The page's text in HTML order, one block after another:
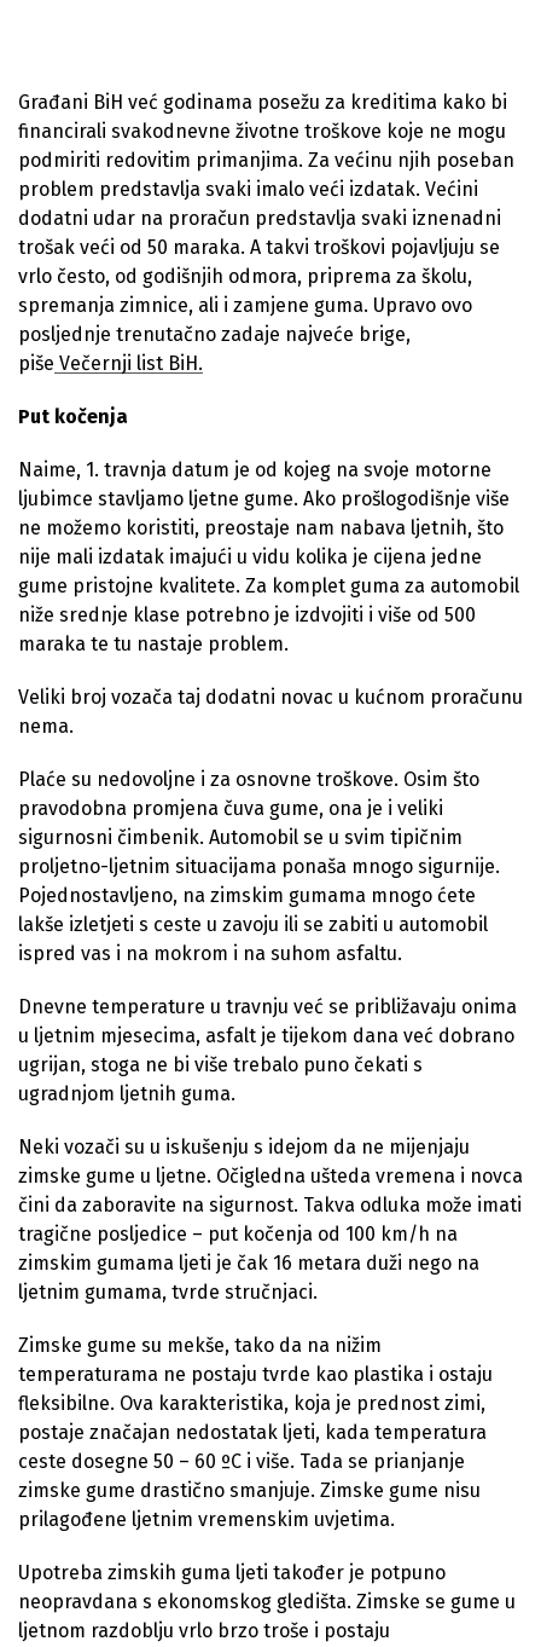
Građani BiH već godinama posežu za kreditima kako bi
financirali svakodnevne životne troškove koje ne mogu
podmiriti redovitim primanjima. Za većinu njih poseban
problem predstavlja svaki imalo veći izdatak. Većini
dodatni udar na proračun predstavlja svaki iznenadni
trošak veći od 50 maraka. A takvi troškovi pojavljuju se
vrlo često, od godišnjih odmora, priprema za školu,
spremanja zimnice, ali i zamjene guma. Upravo ovo
posljednje trenutačno zadaje najveće brige,
piše Večernji list BiH.
Put kočenja
Naime, 1. travnja datum je od kojeg na svoje motorne
ljubimce stavljamo ljetne gume. Ako prošlogodišnje više
ne možemo koristiti, preostaje nam nabava ljetnih, što
nije mali izdatak imajući u vidu kolika je cijena jedne
gume pristojne kvalitete. Za komplet guma za automobil
niže srednje klase potrebno je izdvojiti i više od 500
maraka te tu nastaje problem.
Veliki broj vozača taj dodatni novac u kućnom proračunu
nema.
Plaće su nedovoljne i za osnovne troškove. Osim što
pravodobna promjena čuva gume, ona je i veliki
sigurnosni čimbenik. Automobil se u svim tipičnim
proljetno-ljetnim situacijama ponaša mnogo sigurnije.
Pojednostavljeno, na zimskim gumama mnogo ćete
lakše izletjeti s ceste u zavoju ili se zabiti u automobil
ispred vas i na mokrom i na suhom asfaltu.
Dnevne temperature u travnju već se približavaju onima
u ljetnim mjesecima, asfalt je tijekom dana već dobrano
ugrijan, stoga ne bi više trebalo puno čekati s
ugradnjom ljetnih guma.
Neki vozači su u iskušenju s idejom da ne mijenjaju
zimske gume u ljetne. Očigledna ušteda vremena i novca
čini da zaboravite na sigurnost. Takva odluka može imati
tragične posljedice – put kočenja od 100 km/h na
zimskim gumama ljeti je čak 16 metara duži nego na
ljetnim gumama, tvrde stručnjaci.
Zimske gume su mekše, tako da na nižim
temperaturama ne postaju tvrde kao plastika i ostaju
fleksibilne. Ova karakteristika, koja je prednost zimi,
postaje značajan nedostatak ljeti, kada temperatura
ceste dosegne 50 – 60 ºC i više. Tada se prianjanje
zimske gume drastično smanjuje. Zimske gume nisu
prilagođene ljetnim vremenskim uvjetima.
Upotreba zimskih guma ljeti također je potpuno
neopravdana s ekonomskog gledišta. Zimske se gume u
ljetnom razdoblju vrlo brzo troše i postaju